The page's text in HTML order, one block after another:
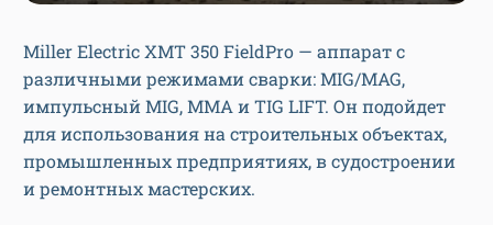
Miller Electric XMT 350 FieldPro — аппарат с
различными режимами сварки: MIG/MAG,
импульсный MIG, MMA и TIG LIFT. Он подойдет
для использования на строительных объектах,
промышленных предприятиях, в судостроении
и ремонтных мастерских.